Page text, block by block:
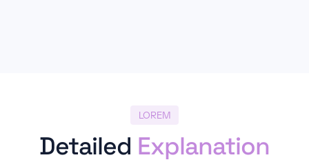
LOREM
Detailed Explanation